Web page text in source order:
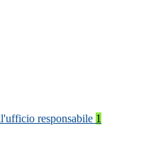
responsabile 1